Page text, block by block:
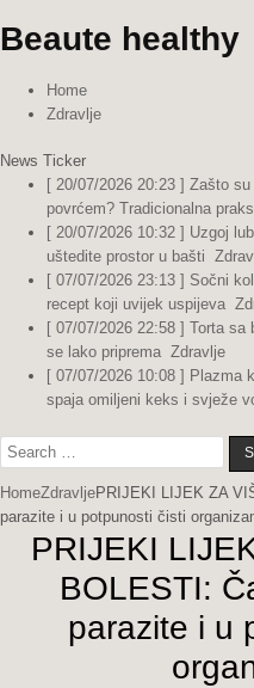
Beaute healthy
Home
Zdravlje
News Ticker
[ 20/07/2026 20:23 ] Zašto su
povrćem? Tradicionalna
[ 20/07/2026 10:32 ] Uzgoj
uštedite prostor u bašti
[ 07/07/2026 23:13 ] Sočni
recept koji uvijek uspijeva
[ 07/07/2026 22:58 ] Torta sa
se lako priprema Zdravlje
[ 07/07/2026 10:08 ] Plazma
spaja omiljeni keks i svježe
Search
for:
HomeZdravljePRIJEKI LIJEK ZA
parazite i u potpunosti čisti
PRIJEKI
BOLESTI:
parazite i u